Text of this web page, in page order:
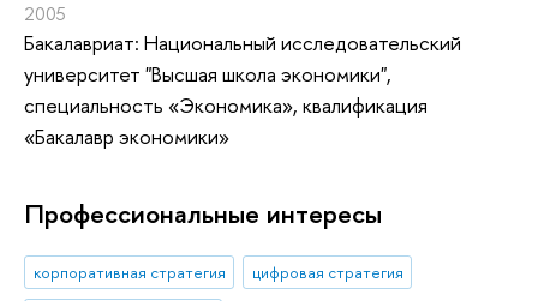
2005
Бакалавриат: Национальный исследовательский
университет "Высшая школа экономики",
специальность «Экономика», квалификация
«Бакалавр экономики»
Профессиональные интересы
корпоративная стратегия
цифровая стратегия